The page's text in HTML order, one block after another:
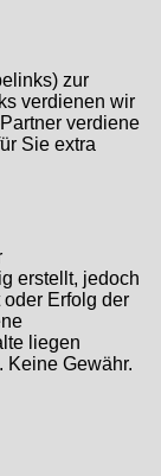
zur
verdienen wir
verdiene
Sie extra
erstellt, jedoch
Erfolg der
liegen
Keine Gewähr.